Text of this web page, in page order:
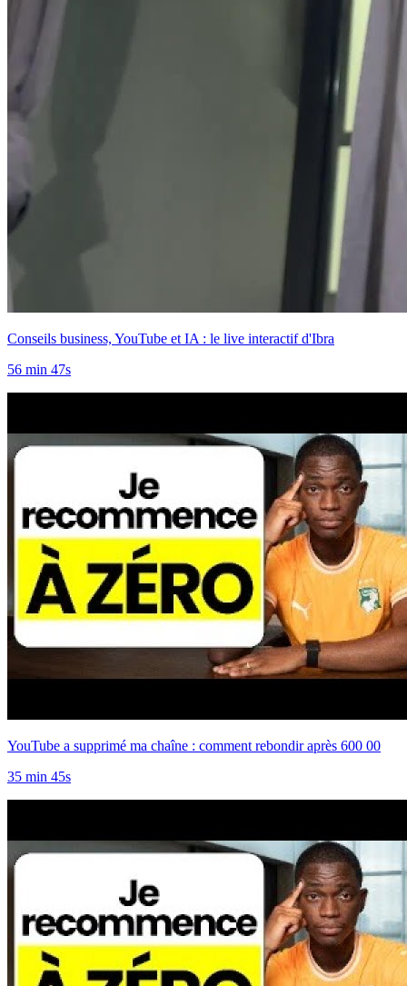
Conseils business, YouTube et IA : le live interactif d'Ibra
56 min 47s
YouTube a supprimé ma chaîne : comment rebondir après 600 00
35 min 45s